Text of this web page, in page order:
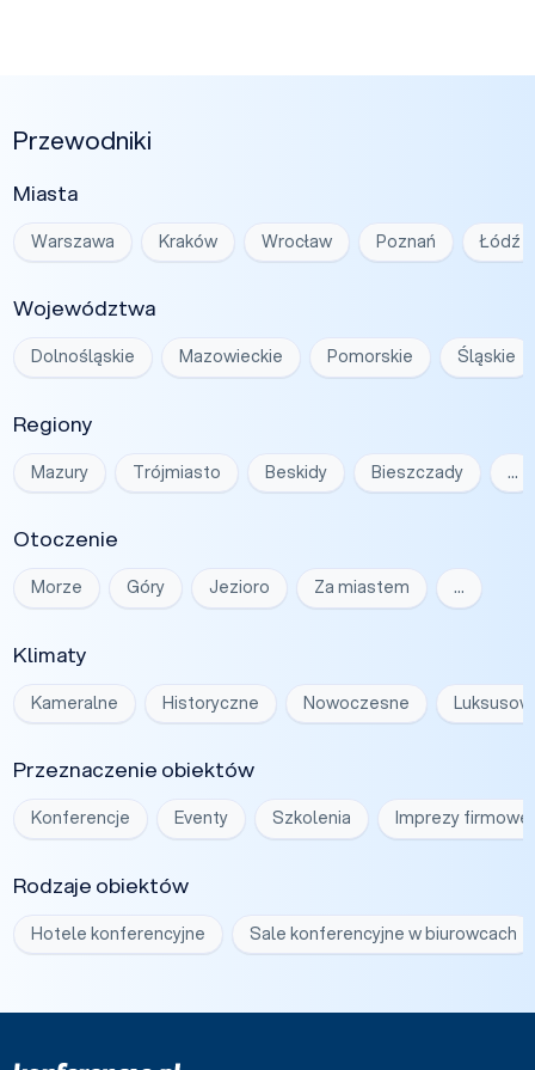
Przewodniki
Miasta
Warszawa Kraków Wrocław Poznań Łódź
Województwa
Dolnośląskie Mazowieckie Pomorskie Śląskie
Regiony
Mazury Trójmiasto Beskidy Bieszczady …
Otoczenie
Morze Góry Jezioro Za miastem …
Klimaty
Kameralne Historyczne Nowoczesne
Przeznaczenie obiektów
Konferencje Eventy Szkolenia Imprezy firmowe
Rodzaje obiektów
Hotele konferencyjne Sale konferencyjne w biurowcach